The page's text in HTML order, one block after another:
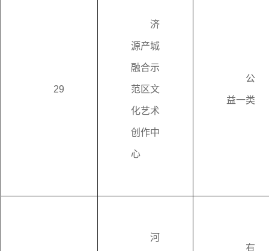
29
济
源产城
融合示
范区文
化艺术
创作中
心
公
益一类
河
有